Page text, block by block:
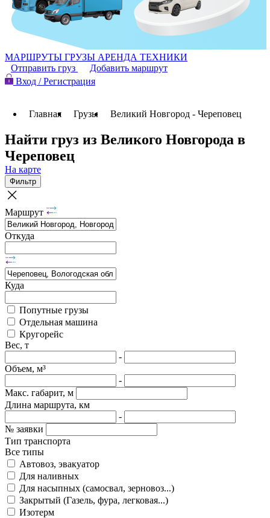
МАРШРУТЫ ГРУЗЫ АРЕНДА ТЕХНИКИ
Отправить груз
Добавить маршрут
Вход / Регистрация
Главная Грузы Великий Новгород - Череповец
Найти груз из Великого Новгорода в
Череповец
На карте
Фильтр
Маршрут
Откуда
Куда
Попутные грузы
Отдельная машина
Кругорейс
Вес, т
-
Объем, м³
-
Макс. габарит, м
Длина маршрута, км
-
№ заявки
Тип транспорта
Все типы
Автовоз, эвакуатор
Для наливных
Для насыпных (самосвал, зерновоз...)
Закрытый (Газель, фура, легковая...)
Изотерм